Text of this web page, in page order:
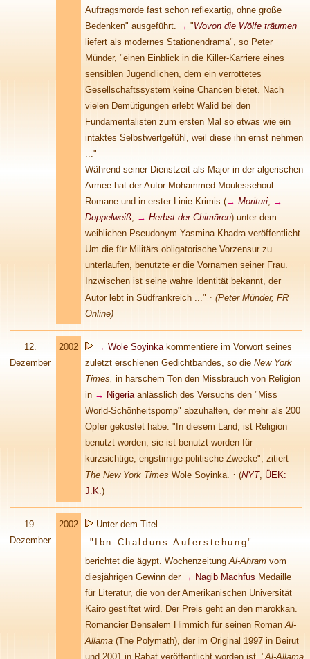
Auftragsmorde fast schon reflexartig, ohne große
Bedenken" ausgeführt. → "Wovon die Wölfe träumen
liefert als modernes Stationendrama", so Peter
Münder, "einen Einblick in die Killer-Karriere eines
sensiblen Jugendlichen, dem ein verrottetes
Gesellschaftssystem keine Chancen bietet. Nach
vielen Demütigungen erlebt Walid bei den
Fundamentalisten zum ersten Mal so etwas wie ein
intaktes Selbstwertgefühl, weil diese ihn ernst nehmen
..."
Während seiner Dienstzeit als Major in der algerischen
Armee hat der Autor Mohammed Moulessehoul
Romane und in erster Linie Krimis (→ Morituri, →
Doppelweiß, → Herbst der Chimären) unter dem
weiblichen Pseudonym Yasmina Khadra veröffentlicht.
Um die für Militärs obligatorische Vorzensur zu
unterlaufen, benutzte er die Vornamen seiner Frau.
Inzwischen ist seine wahre Identität bekannt, der
Autor lebt in Südfrankreich ..." · (Peter Münder, FR
Online)
12.
Dezember
2002 → Wole Soyinkakommentiere im Vorwort seines
zuletzt erschienen Gedichtbandes, so die New York
Times, in harschem Ton den Missbrauch von Religion
in → Nigeriaanlässlich des Versuchs den "Miss
World-Schönheitspomp" abzuhalten, der mehr als 200
Opfer gekostet habe. "In diesem Land, ist Religion
benutzt worden, sie ist benutzt worden für
kurzsichtige, engstirnige politische Zwecke", zitiert
The New York Times Wole Soyinka. · (NYT, ÜEK:
J.K.)
19.
Dezember
2002
Unter dem Titel
"Ibn Chalduns Auferstehung"
berichtet die ägypt. WochenzeitungAl-Ahram vom
diesjährigen Gewinn der → Nagib Machfus Medaille
für Literatur, die von der Amerikanischen Universität
Kairo gestiftet wird. Der Preis geht an den marokkan.
Romancier Bensalem Himmich für seinen RomanAl-
Allama (The Polymath), der im Original 1997 in Beirut
und 2001 in Rabat veröffentlicht worden ist. "Al-Allama